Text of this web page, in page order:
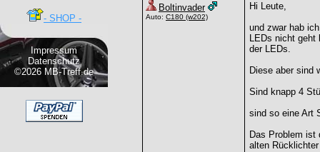
- SHOP -
Impressum
Datenschutz
©2026 MB-Treff.de
Boltinvader
Auto: C180 (w202)
Hi Leute,
und zwar hab
LEDs nicht geht
der LEDs.
Diese aber sind
Sind knapp 4
sind so eine Art
Das Problem
alten